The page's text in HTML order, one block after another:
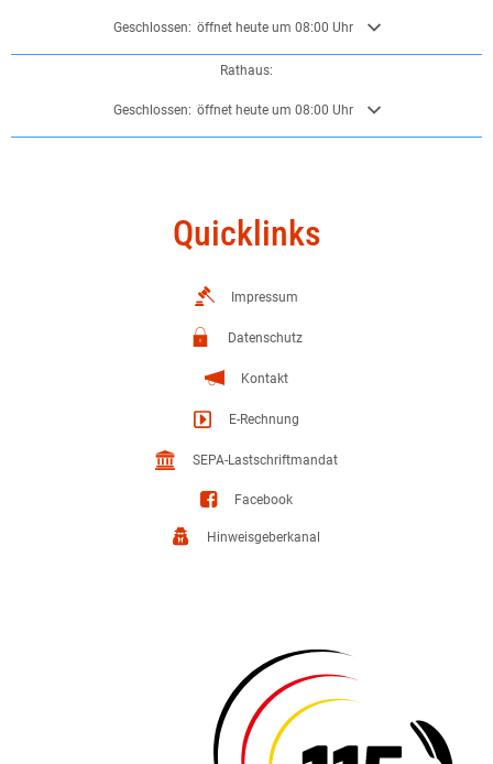
Klicken, um weitere Öffnungs- oder Schließzeiten auszublenden
Geschlossen: öffnet heute um 08:00 Uhr
Rathaus:
Klicken, um weitere Öffnungs- oder Schließzeiten auszublenden
Geschlossen: öffnet heute um 08:00 Uhr
Quicklinks
Impressum
Datenschutz
Kontakt
E-Rechnung
SEPA-Lastschriftmandat
Facebook
Hinweisgeberkanal